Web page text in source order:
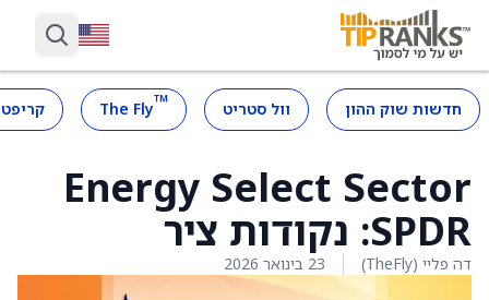
חדשות שוק ההון וול סטריט ™
The Fly
Energy Select Sector
SPDR: נקודות ציר
דה פליי (TheFly) 23 בינואר 2026